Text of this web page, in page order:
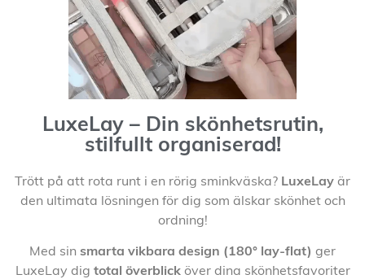
LuxeLay – Din skönhetsrutin,
stilfullt organiserad!
Trött på att rota runt i en rörig sminkväska? LuxeLay är
den ultimata lösningen för dig som älskar skönhet och
ordning!
Med sin smarta vikbara design (180° lay-flat) ger
LuxeLay dig total överblicköver dina skönhetsfavoriter